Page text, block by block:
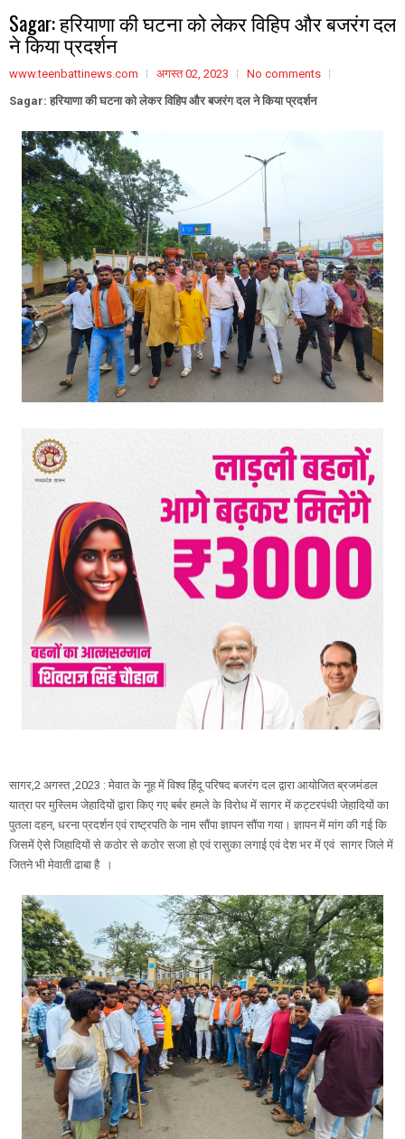
Sagar: हरियाणा की घटना को लेकर विहिप और बजरंग दल
ने किया प्रदर्शन
www.teenbattinews.com अगस्त 02, 2023
No comments
Sagar: हरियाणा की घटना को लेकर विहिप और बजरंग दल ने किया प्रदर्शन
सागर,2 अगस्त ,2023 : मेवात के नूह में विश्व हिंदू परिषद बजरंग दल द्वारा आयोजित ब्रजमंडल
यात्रा पर मुस्लिम जेहादियों द्वारा किए गए बर्बर हमले के विरोध में सागर में कट्टरपंथी जेहादियों का
पुतला दहन, धरना प्रदर्शन एवं राष्ट्रपति के नाम सौंपा ज्ञापन सौंपा गया। ज्ञापन में मांग की गई कि
जिसमें ऐसे जिहादियों से कठोर से कठोर सजा हो एवं रासुका लगाई एवं देश भर में एवं सागर जिले में
जितने भी मेवाती ढाबा है ।